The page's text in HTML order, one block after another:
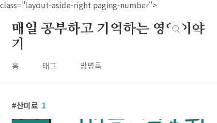
class="layout-aside-right paging-number">
본문 바로가기
매일 공부하고 기억하는 영양이야
기
홈 태그 방명록
산미료 1